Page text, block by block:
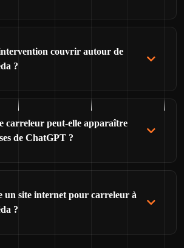
couvrir autour de
?
carreleur peut-elle apparaître
de ChatGPT ?
un site internet pour carreleur à
?